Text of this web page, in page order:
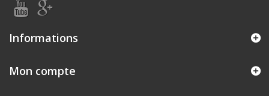
Informations
Mon compte